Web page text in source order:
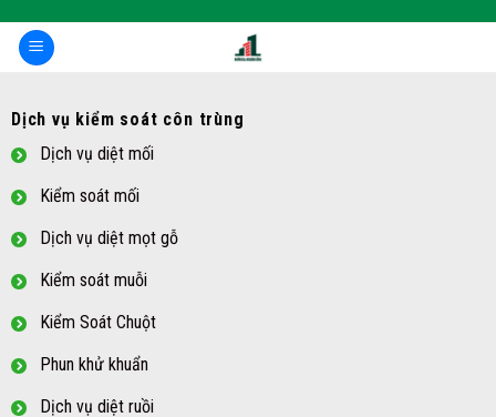
content
Dịch vụ kiểm soát côn trùng
Dịch vụ diệt mối
Kiểm soát mối
Dịch vụ diệt mọt gỗ
Kiểm soát muỗi
Kiểm Soát Chuột
Phun khử khuẩn
Dịch vụ diệt ruồi